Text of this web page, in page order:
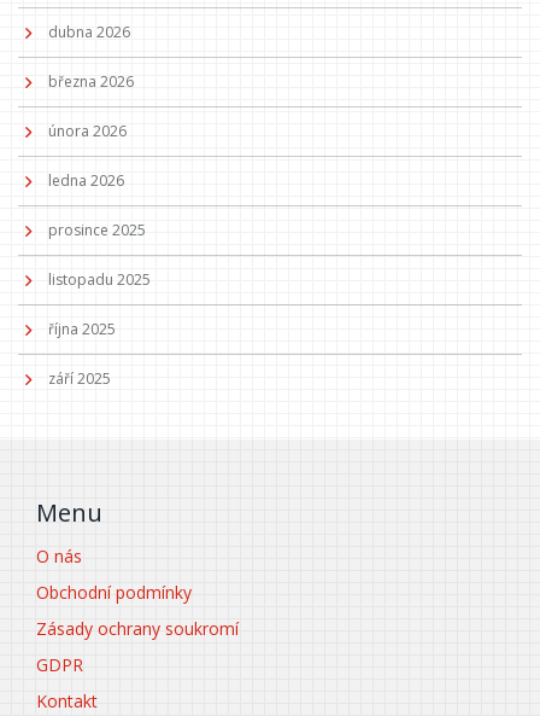
dubna 2026
března 2026
února 2026
ledna 2026
prosince 2025
listopadu 2025
října 2025
září 2025
Menu
O nás
Obchodní podmínky
Zásady ochrany soukromí
GDPR
Kontakt